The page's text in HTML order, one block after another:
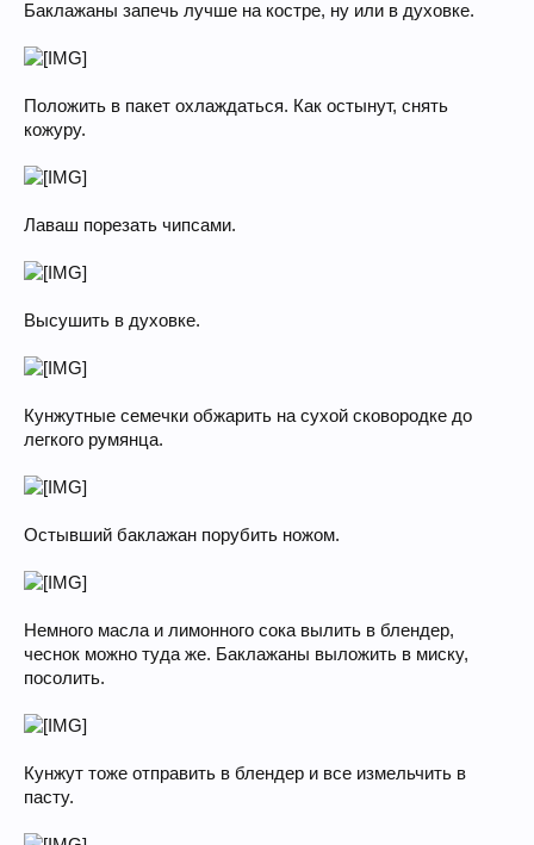
Баклажаны запечь лучше на костре, ну или в духовке.
Положить в пакет охлаждаться. Как остынут, снять
кожуру.
Лаваш порезать чипсами.
Высушить в духовке.
Кунжутные семечки обжарить на сухой сковородке до
легкого румянца.
Остывший баклажан порубить ножом.
Немного масла и лимонного сока вылить в блендер,
чеснок можно туда же. Баклажаны выложить в миску,
посолить.
Кунжут тоже отправить в блендер и все измельчить в
пасту.